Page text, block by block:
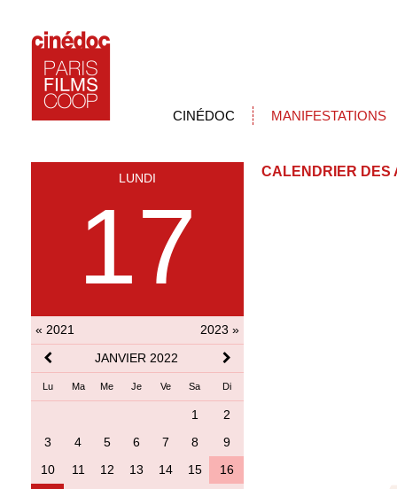
CINÉDOC MANIFESTATIONS
LUNDI
17
« 2021
2023 »
JANVIER 2022
Lu Ma Me Je Ve Sa Di
1
2
3
4 5 6 7 8
9
10
11 12 13 14 15
16
CALENDRIER DES